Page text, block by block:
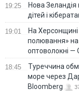
19:25
Нова Зеландія
дітей і
19:01
На Херсонщині
полювання» на
оптоволокні —
18:45
Туреччина
море через
Bloomberg